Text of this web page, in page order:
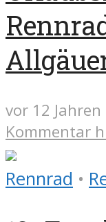
vor 12 Jahren
Kommentar
Rennrad •